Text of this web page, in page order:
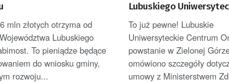
mln złotych otrzyma od
Lubuskiego
To pieniądze będące
do wniosku gminy,
rozwoju...
Lubuskiego
Centrum Onkologii
To już pewne! Lubuskie
Uniwersyteckie Centrum
powstanie w Zielonej
omówiono szczegóły
umowy z Ministerstwem